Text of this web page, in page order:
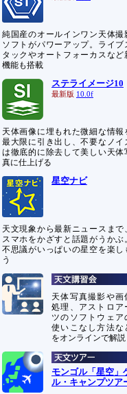
純国産のオールインワン天体撮
ソフトがパワーアップ。ライブ
タックやオートフォーカスなど
機能も搭載
ステライメージ10
最新版 10.0f
天体画像に埋もれた微細な情報
最大限に引き出し、不要なノイ
は徹底的に除去して美しい天体
真に仕上げる
星空ナビ
天文現象から最新ニュースまで、
スマホをかざすと話題がうかぶ。
不思議がいっぱいの星空を楽し
う
天体写真撮影や画
処理、アストロア
ツのソフトウェア
使いこなし方法な
をオンラインで解説
モンゴル「星空」
ル・キャンプツア